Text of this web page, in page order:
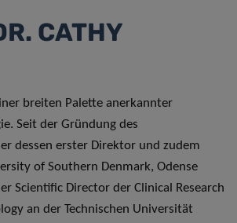
CATHY
breiten Palette anerkannter
Seit der Gründung des
dessen erster Direktor und zudem
of Southern Denmark, Odense
Scientific Director der Clinical Research
an der Technischen Universität